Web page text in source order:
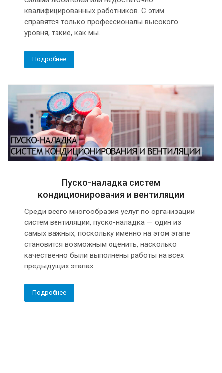
квалифицированных работников. С этим
справятся только профессионалы высокого
уровня, такие, как мы.
Подробнее
Пуско-наладка систем
кондиционирования и вентиляции
Среди всего многообразия услуг по организации
систем вентиляции, пуско-наладка — один из
самых важных, поскольку именно на этом этапе
становится возможным оценить, насколько
качественно были выполнены работы на всех
предыдущих этапах.
Подробнее